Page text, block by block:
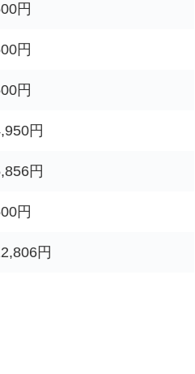
円
円
円
円
円
円
円